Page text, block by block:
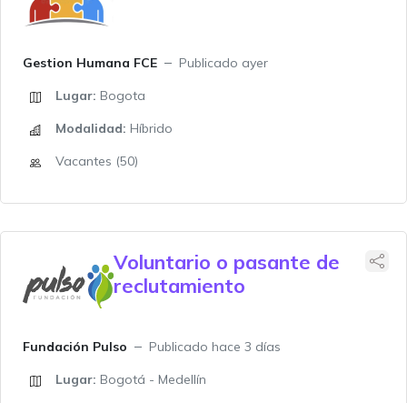
Gestion Humana FCE
Publicado ayer
Lugar: Bogota
Modalidad: Híbrido
Vacantes (50)
Voluntario o pasante de
reclutamiento
Fundación Pulso
Publicado hace 3 días
Lugar: Bogotá - Medellín